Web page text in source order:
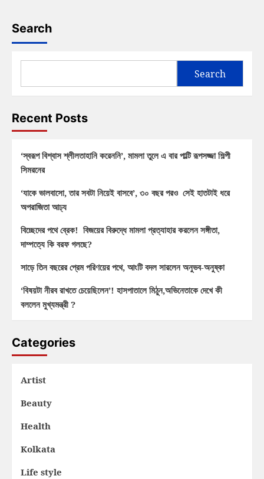
Search
Search
Recent Posts
‘স্বরূপ বিশ্বাস শ্লীলতাহানি করেননি’, মামলা তুলে এ বার পাল্টি রূপসজ্জা শিল্পী
সিমরনের
‘যাকে ভালবাসো, তার সবটা নিয়েই বাসবে’, ৩০ বছর পরও সেই হাতটাই ধরে
অপরাজিতা আঢ্য
বিচ্ছেদের পথে ব্রেক! বিজয়ের বিরুদ্ধে মামলা প্রত্যাহার করলেন সঙ্গীতা,
দাম্পত্যে কি বরফ গলছে?
সাড়ে তিন বছরের প্রেম পরিণয়ের পথে, আংটি বদল সারলেন অনুভব-অনুষ্কা
‘বিষয়টা নীরব রাখতে চেয়েছিলেন’! হাসপাতালে মিঠুন,অভিনেতাকে দেখে কী
বললেন মুখ্যমন্ত্রী ?
Categories
Artist
Beauty
Health
Kolkata
Life style